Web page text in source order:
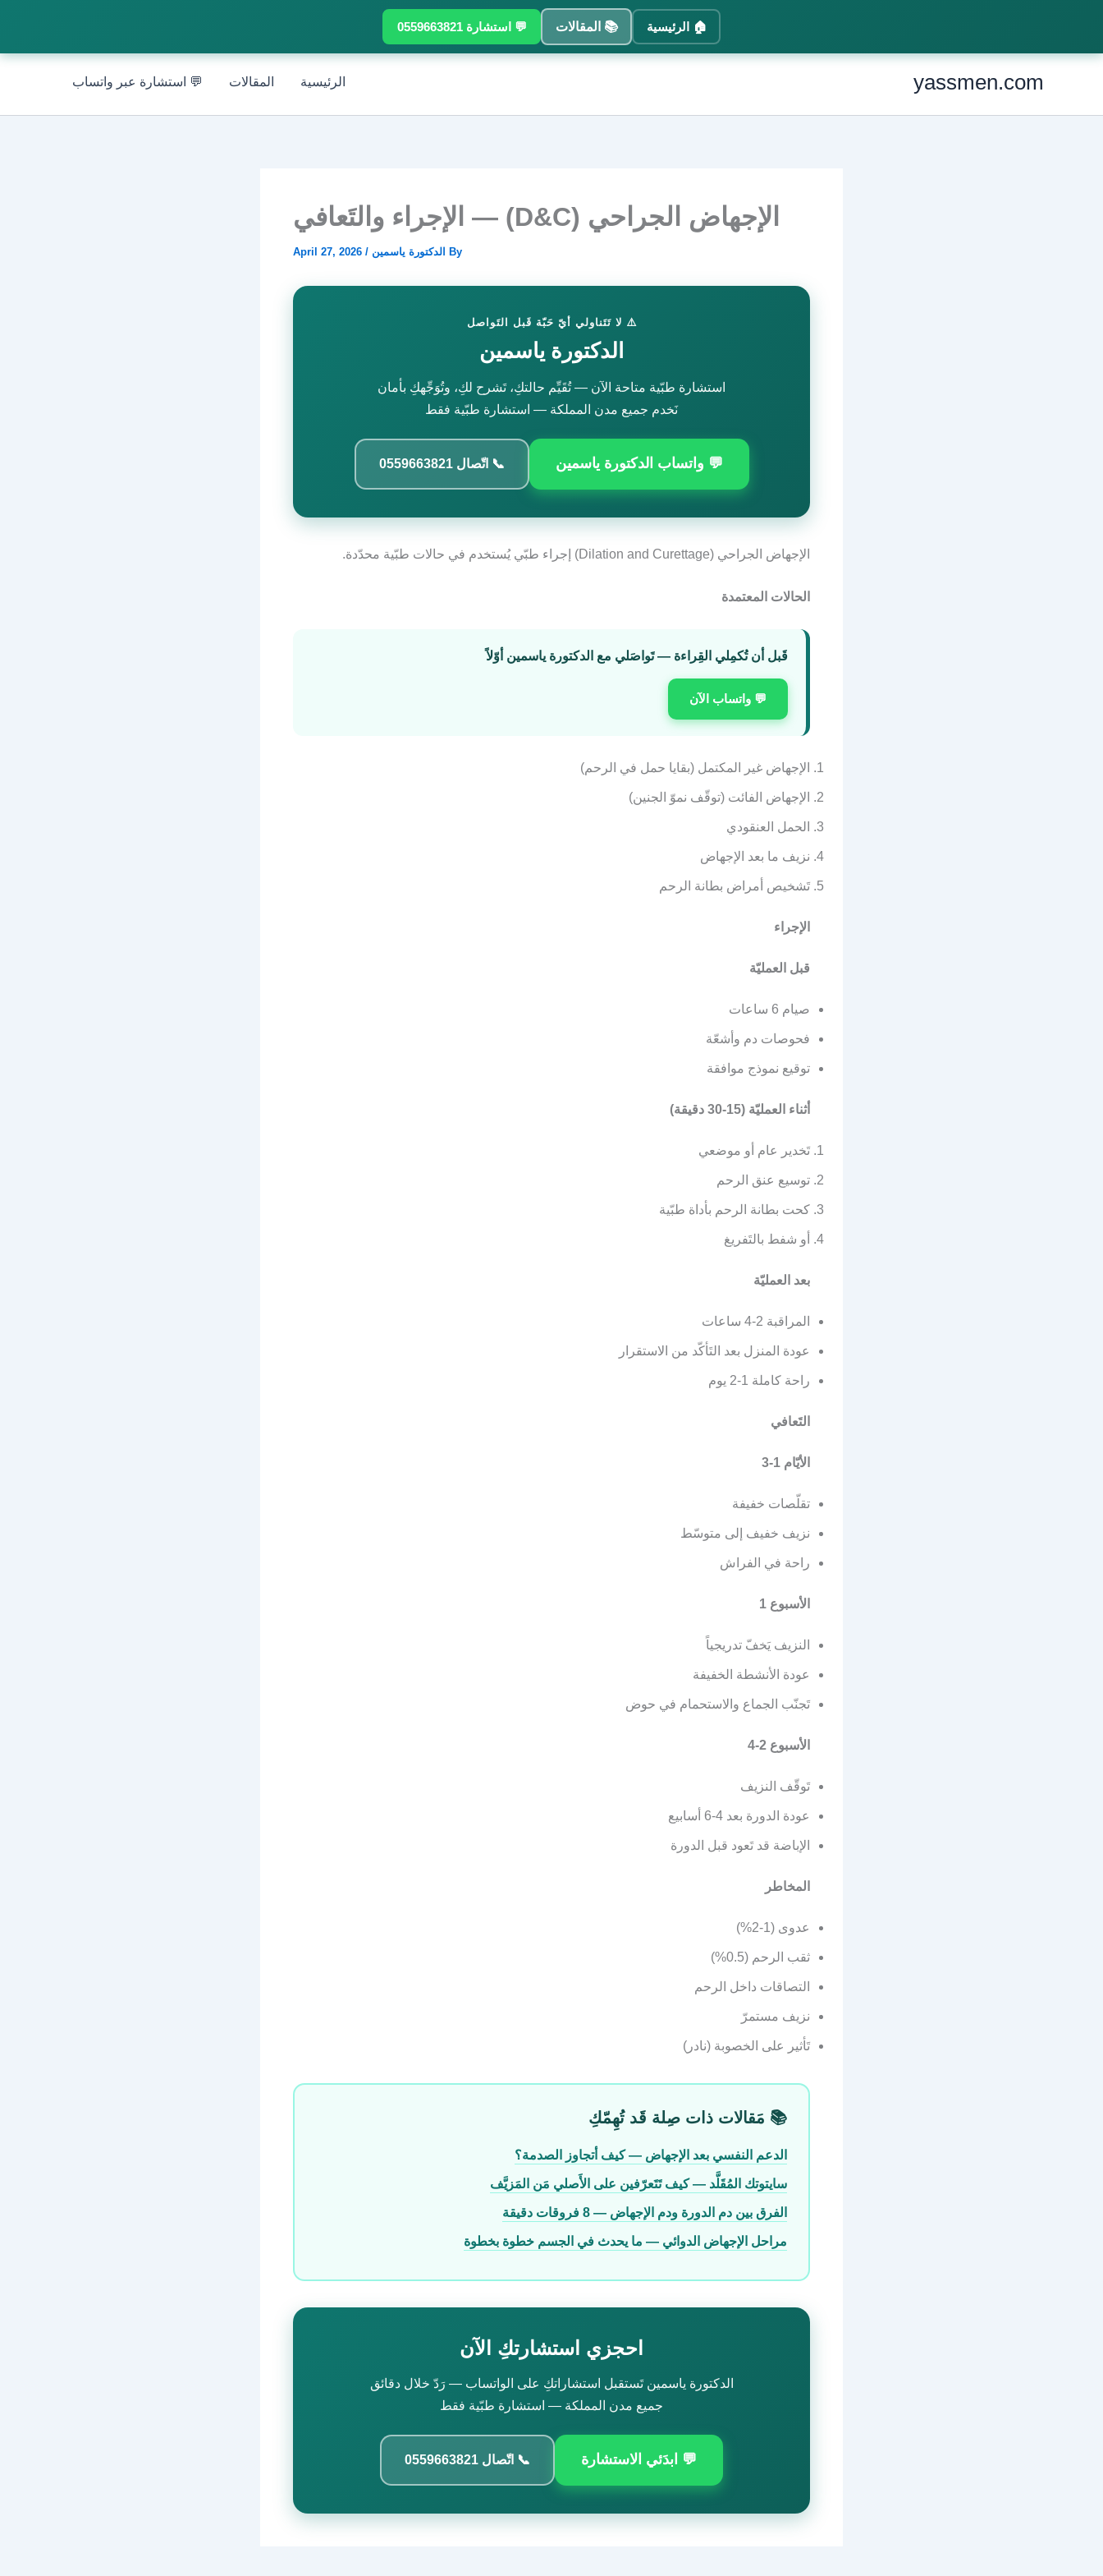
content
yassmen.com الرئيسية المقالات 💬 استشارة عبر واتساب
الإجهاض الجراحي (D&C) — الإجراء والتَعافي
By الدكتورة ياسمين /
April 27, 2026
⚠️ لا تَتَناولي أيّ حَبّة قَبل التَواصل
الدكتورة ياسمين
استشارة طبّية متاحة الآن — تُقَيِّم حالتكِ، تَشرح لكِ، وتُوَجِّهكِ بأمان
نَخدم جميع مدن المملكة — استشارة طبّية فقط
💬 واتساب الدكتورة ياسمين 📞 اتّصال 0559663821
الإجهاض الجراحي (Dilation and Curettage) إجراء طبّي يُستخدم في حالات طبّية محدّدة.
الحالات المعتمدة
قَبل أن تُكمِلي القِراءة — تَواصَلي مع الدكتورة ياسمين أوّلاً
💬 واتساب الآن
الإجهاض غير المكتمل (بقايا حمل في الرحم)
الإجهاض الفائت (توقّف نموّ الجنين)
الحمل العنقودي
نزيف ما بعد الإجهاض
تَشخيص أمراض بطانة الرحم
الإجراء
قبل العمليّة
صيام 6 ساعات
فحوصات دم وأشعّة
توقيع نموذج موافقة
أثناء العمليّة (15-30 دقيقة)
تَخدير عام أو موضعي
توسيع عنق الرحم
كحت بطانة الرحم بأداة طبّية
أو شفط بالتَفريغ
بعد العمليّة
المراقبة 2-4 ساعات
عودة المنزل بعد التَأكّد من الاستقرار
راحة كاملة 1-2 يوم
التَعافي
الأيّام 1-3
تقلّصات خفيفة
نزيف خفيف إلى متوسّط
راحة في الفراش
الأسبوع 1
النزيف يَخفّ تدريجياً
عودة الأنشطة الخفيفة
تَجنّب الجماع والاستحمام في حوض
الأسبوع 2-4
تَوقّف النزيف
عودة الدورة بعد 4-6 أسابيع
الإباضة قد تَعود قبل الدورة
المخاطر
عدوى (1-2%)
ثقب الرحم (0.5%)
التصاقات داخل الرحم
نزيف مستمرّ
تَأثير على الخصوبة (نادر)
📚 مَقالات ذات صِلة قَد تُهِمّكِ
الدعم النفسي بعد الإجهاض — كيف أتجاوز الصدمة؟
سايتوتك المُقَلَّد — كيف تَتَعرّفين على الأَصلي مَن المَزيَّف
الفرق بين دم الدورة ودم الإجهاض — 8 فروقات دقيقة
مراحل الإجهاض الدوائي — ما يحدث في الجسم خطوة بخطوة
احجزي استشارتكِ الآن
الدكتورة ياسمين تَستقبل استشاراتكِ على الواتساب — رَدّ خلال دقائق
جميع مدن المملكة — استشارة طبّية فقط
💬 ابدَئي الاستشارة 📞 اتّصال 0559663821
🏠 الرئيسية 📚 المقالات 💬 استشارة 0559663821